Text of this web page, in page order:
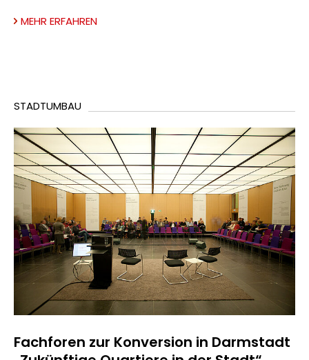
MEHR ERFAHREN
STADTUMBAU
Fachforen zur Konversion in Darmstadt